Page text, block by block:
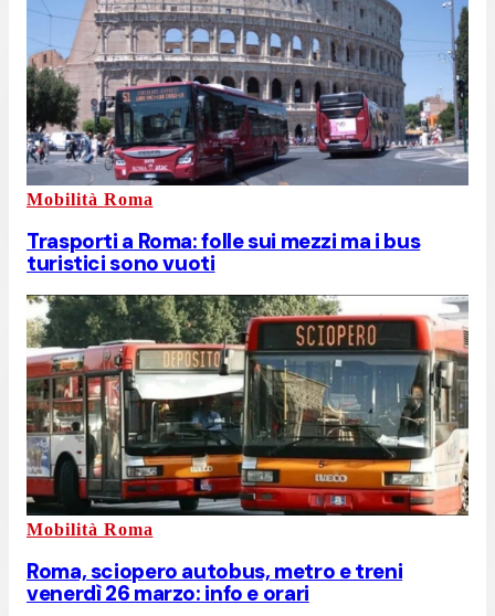
Mobilità Roma
Trasporti a Roma: folle sui mezzi ma i bus
turistici sono vuoti
Mobilità Roma
Roma, sciopero autobus, metro e treni
venerdì 26 marzo: info e orari